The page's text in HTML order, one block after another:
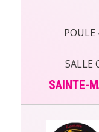
SALLE
SAINTE-